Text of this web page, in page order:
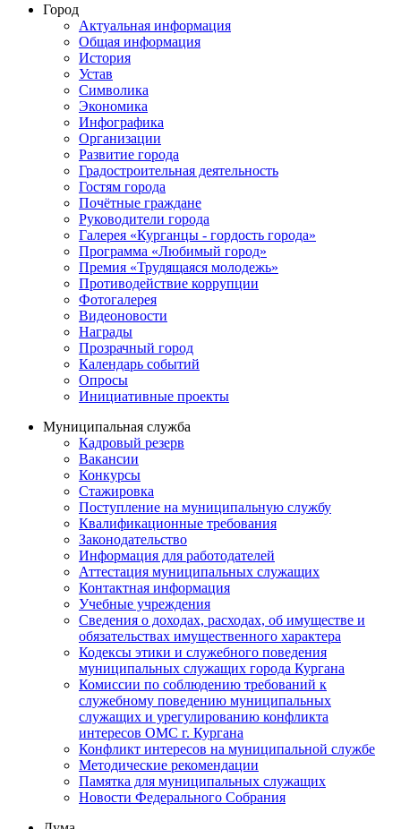
Город
Актуальная информация
Общая информация
История
Устав
Символика
Экономика
Инфографика
Организации
Развитие города
Градостроительная деятельность
Гостям города
Почётные граждане
Руководители города
Галерея «Курганцы - гордость города»
Программа «Любимый город»
Премия «Трудящаяся молодежь»
Противодействие коррупции
Фотогалерея
Видеоновости
Награды
Прозрачный город
Календарь событий
Опросы
Инициативные проекты
Муниципальная служба
Кадровый резерв
Вакансии
Конкурсы
Стажировка
Поступление на муниципальную службу
Квалификационные требования
Законодательство
Информация для работодателей
Аттестация муниципальных служащих
Контактная информация
Учебные учреждения
Сведения о доходах, расходах, об имуществе и
обязательствах имущественного характера
Кодексы этики и служебного поведения
муниципальных служащих города Кургана
Комиссии по соблюдению требований к
служебному поведению муниципальных
служащих и урегулированию конфликта
интересов ОМС г. Кургана
Конфликт интересов на муниципальной службе
Методические рекомендации
Памятка для муниципальных служащих
Новости Федерального Cобрания